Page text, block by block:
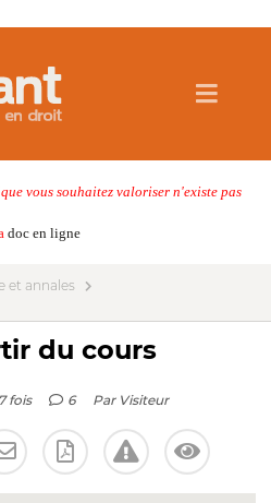
vous souhaitez valoriser n'existe pas
doc en ligne
et annales
du cours
fois 6 Par Visiteur